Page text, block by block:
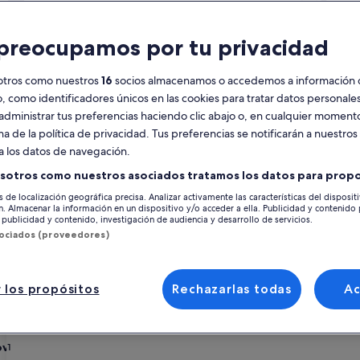
Tus
actuales
son
August
de
2026
y
de
2026.
lun.lunesmar.martes
mié.miércoles
jue.jueves
vie.viernes
sáb.sábado
dom.domingo
3 4 5 6 7 8 9
10 11 12 13
22
29 30
31
lun.lunesmar.
7 8 9
21 22
28 29
L'Horta de València Valencia El Botànic Alquileres vacacionales cerca
distancia de Jardín botánico de la Universidad de Valencia que se
cuatro patas, los alquileres vacacionales brindan todos los
expectativas, incluidos lugares para no fumadores y con
semanales: Jardín
por tu privacidad
como nuestros16 socios almacenamos o accedemos a información
como identificadores únicos en las cookies para tratar datos
tus preferencias haciendo clic abajo o, en cualquier
de la política de privacidad. Tus preferencias se notificarán a nuestros
los datos de navegación.
como nuestros asociados tratamos los datos para
de localización geográfica precisa. Analizar activamente las características del
Almacenar la información en un dispositivo y/o acceder a ella. Publicidad y contenido
y contenido, investigación de audiencia y desarrollo de servicios.
(proveedores)
los propósitos Rechazarlas todas